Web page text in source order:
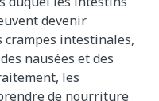
devenir
crampes intestinales,
nausées et des
les
de nourriture